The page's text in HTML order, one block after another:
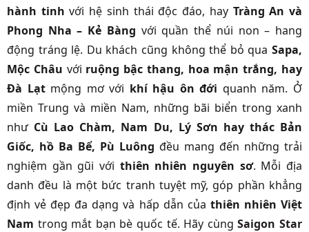
hành tinh với hệ sinh thái độc đáo, hay Tràng An và
Phong Nha – Kẻ Bàng với quần thể núi non – hang
động tráng lệ. Du khách cũng không thể bỏ qua Sapa,
Mộc Châu với ruộng bậc thang, hoa mận trắng, hay
Đà Lạtmộng mơ với khí hậu ôn đới quanh năm. Ở
miền Trung và miền Nam, những bãi biển trong xanh
như Cù Lao Chàm, Nam Du, Lý Sơn hay thác Bản
Giốc, hồ Ba Bể, Pù Luông đều mang đến những trải
nghiệm gần gũi với thiên nhiên nguyên sơ. Mỗi địa
danh đều là một bức tranh tuyệt mỹ, góp phần khẳng
định vẻ đẹp đa dạng và hấp dẫn của thiên nhiên Việt
Nam trong mắt bạn bè quốc tế. Hãy cùngSaigon Star